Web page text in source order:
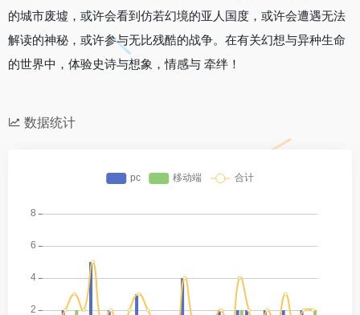
的城市废墟，或许会看到仿若幻境的亚人国度，或许会遭遇无法
解读的神秘，或许参与无比残酷的战争。在有关幻想与异种生命
的世界中，体验史诗与想象，情感与 牵绊！
数据统计